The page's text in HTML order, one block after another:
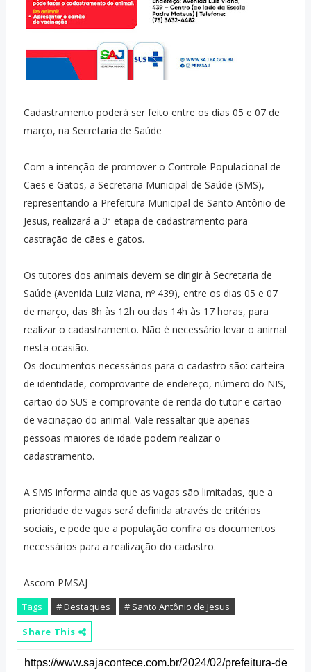
Cadastramento poderá ser feito entre os dias 05 e 07 de
março, na Secretaria de Saúde
Com a intenção de promover o Controle Populacional de
Cães e Gatos, a Secretaria Municipal de Saúde (SMS),
representando a Prefeitura Municipal de Santo Antônio de
Jesus, realizará a 3ª etapa de cadastramento para
castração de cães e gatos.
Os tutores dos animais devem se dirigir à Secretaria de
Saúde (Avenida Luiz Viana, nº 439), entre os dias 05 e 07
de março, das 8h às 12h ou das 14h às 17 horas, para
realizar o cadastramento. Não é necessário levar o animal
nesta ocasião.
Os documentos necessários para o cadastro são: carteira
de identidade, comprovante de endereço, número do NIS,
cartão do SUS e comprovante de renda do tutor e cartão
de vacinação do animal. Vale ressaltar que apenas
pessoas maiores de idade podem realizar o
cadastramento.
A SMS informa ainda que as vagas são limitadas, que a
prioridade de vagas será definida através de critérios
sociais, e pede que a população confira os documentos
necessários para a realização do cadastro.
Ascom PMSAJ
Tags # Destaques
# Santo Antônio de Jesus
Share This